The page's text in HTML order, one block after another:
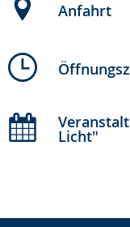
Anfahrt
Licht"